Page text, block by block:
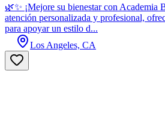
🌿✨ ¡Mejore su bienestar con
atención personalizada y profesional,
para apoyar un estilo d...
Los Angeles, CA